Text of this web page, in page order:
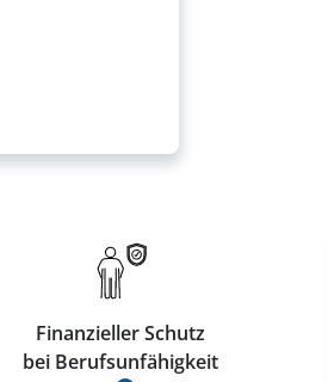
Finanzieller Schutz
bei Berufsunfähigkeit